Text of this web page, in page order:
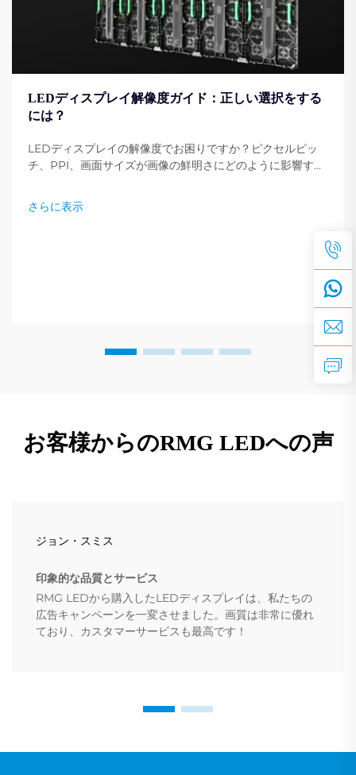
LEDディスプレイ解像度ガイド：正しい選択をする
には？
LEDディスプレイの解像度でお困りですか？ピクセルピッ
チ、PPI、画面サイズが画像の鮮明さにどのように影響する
家のヒントを紹介しています。今すぐ読む。
さらに表示
お客様からのRMG LEDへの声
ジョン・スミス
印象的な品質とサービス
RMG LEDから購入したLEDディスプレイは、私たちの
広告キャンペーンを一変させました。画質は非常に優れ
ており、カスタマーサービスも最高です！